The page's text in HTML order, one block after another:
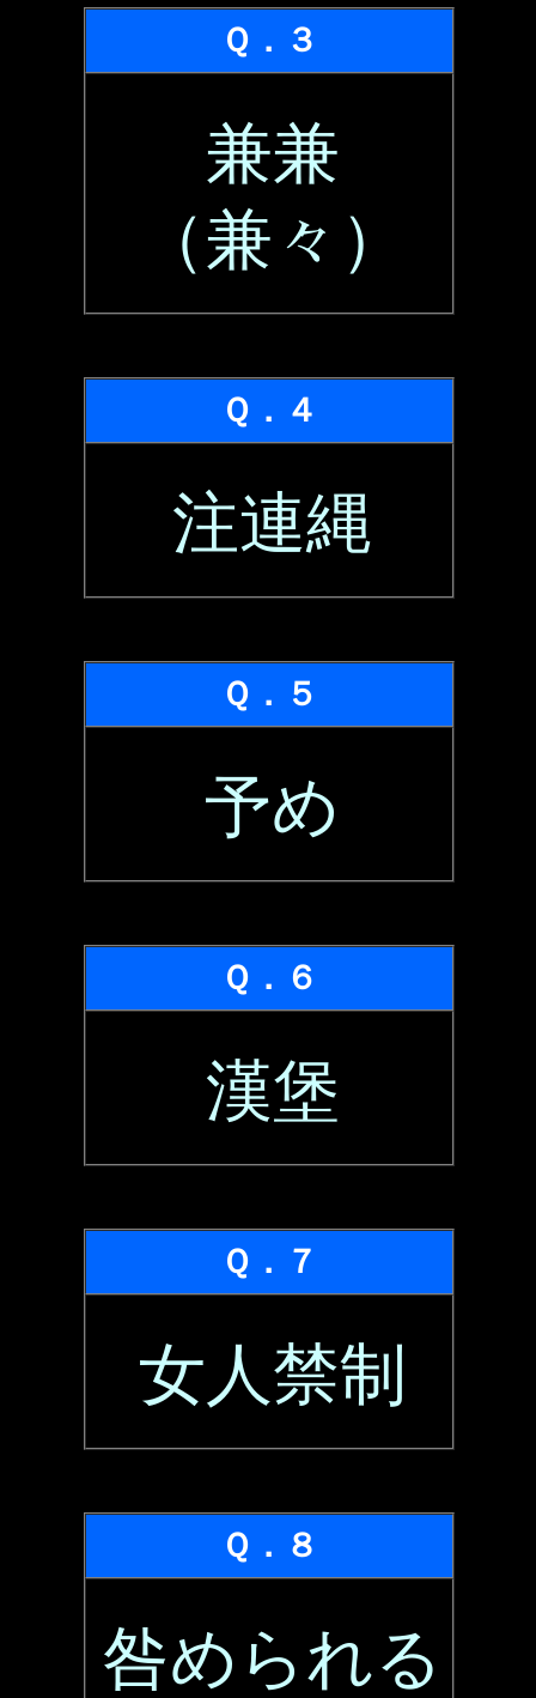
Ｑ．３
兼兼
（兼々）
Ｑ．４
注連縄
Ｑ．５
予め
Ｑ．６
漢堡
Ｑ．７
女人禁制
Ｑ．８
咎められる